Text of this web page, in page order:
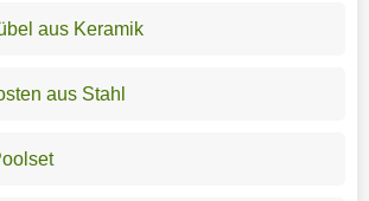
aus Keramik
aus Stahl